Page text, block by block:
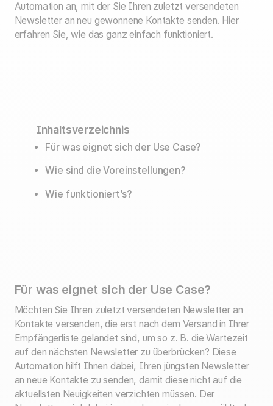
Automation an, mit der Sie Ihren zuletzt versendeten
Newsletter an neu gewonnene Kontakte senden. Hier
erfahren Sie, wie das ganz einfach funktioniert.
Inhaltsverzeichnis
Für was eignet sich der Use Case?
Wie sind die Voreinstellungen?
Wie funktioniert’s?
Für was eignet sich der Use Case?
Möchten Sie Ihren zuletzt versendeten Newsletter an
Kontakte versenden, die erst nach dem Versand in Ihrer
Empfängerliste gelandet sind, um so z. B. die Wartezeit
auf den nächsten Newsletter zu überbrücken? Diese
Automation hilft Ihnen dabei, Ihren jüngsten Newsletter
an neue Kontakte zu senden, damit diese nicht auf die
aktuellsten Neuigkeiten verzichten müssen. Der